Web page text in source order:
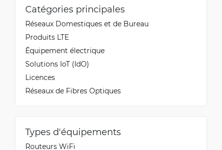
Catégories principales
Réseaux Domestiques et de Bureau
Produits LTE
Équipement électrique
Solutions IoT (IdO)
Licences
Réseaux de Fibres Optiques
Types d'équipements
Routeurs WiFi